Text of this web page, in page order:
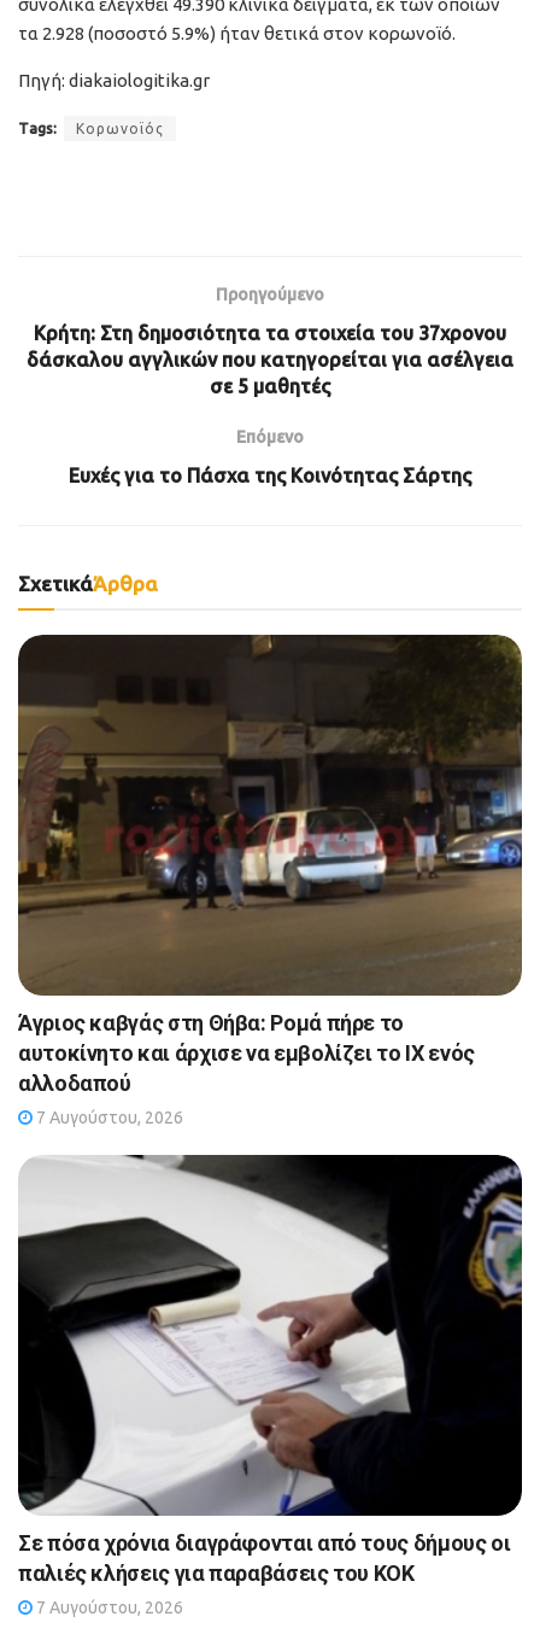
συνολικά ελεγχθεί 49.390 κλινικά δείγματα, εκ των οποίων
τα 2.928 (ποσοστό 5.9%) ήταν θετικά στον κορωνοϊό.
Πηγή: diakaiologitika.gr
Tags: Κορωνοϊός
Προηγούμενο
Κρήτη: Στη δημοσιότητα τα στοιχεία του 37χρονου
δάσκαλου αγγλικών που κατηγορείται για ασέλγεια
σε 5 μαθητές
Επόμενο
Ευχές για το Πάσχα της Κοινότητας Σάρτης
ΣχετικάΆρθρα
Άγριος καβγάς στη Θήβα: Ρομά πήρε το
αυτοκίνητο και άρχισε να εμβολίζει το ΙΧ ενός
αλλοδαπού
7 Αυγούστου, 2026
Σε πόσα χρόνια διαγράφονται από τους δήμους οι
παλιές κλήσεις για παραβάσεις του ΚΟΚ
7 Αυγούστου, 2026